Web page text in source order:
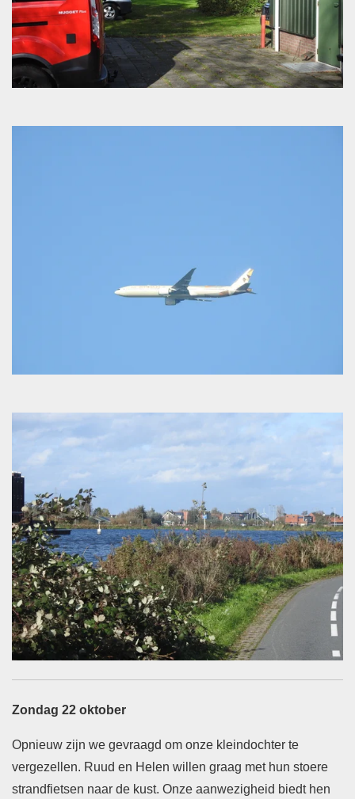
Zondag 22 oktober
Opnieuw zijn we gevraagd om onze kleindochter te
vergezellen. Ruud en Helen willen graag met hun stoere
strandfietsen naar de kust. Onze aanwezigheid biedt hen